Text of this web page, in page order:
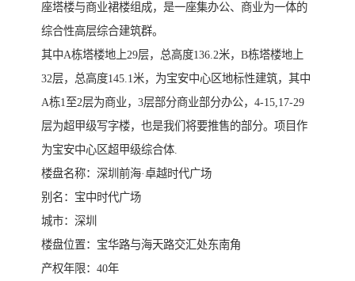
座塔楼与商业裙楼组成，是一座集办公、商业为一体的
综合性高层综合建筑群。
其中A栋塔楼地上29层，总高度136.2米，B栋塔楼地上
32层，总高度145.1米，为宝安中心区地标性建筑，其中
A栋1至2层为商业，3层部分商业部分办公，4-15,17-29
层为超甲级写字楼，也是我们将要推售的部分。项目作
为宝安中心区超甲级综合体.
楼盘名称：深圳前海·卓越时代广场
别名：宝中时代广场
城市：深圳
楼盘位置：宝华路与海天路交汇处东南角
产权年限：40年